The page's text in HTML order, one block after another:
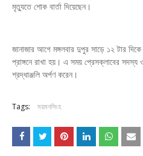
মৃত্যুতে শোক বার্তা দিয়েছেন।
জানাজার আগে মঙ্গলবার দুপুর সাড়ে ১২ টার
প্রাঙ্গনে রাখা হয়। এ সময় প্রেসক্লাবের সদস্য
শ্রদ্ধাঞ্জলি অর্পণ করেন।
Tags: ময়মনসিংহ